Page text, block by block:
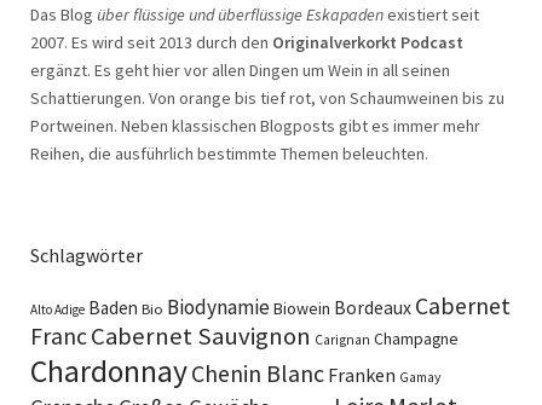
Das Blog über flüssige und überflüssige Eskapadenexistiert seit
2007. Es wird seit 2013 durch den Originalverkorkt Podcast
ergänzt. Es geht hier vor allen Dingen um Wein in all seinen
Schattierungen. Von orange bis tief rot, von Schaumweinen bis zu
Portweinen. Neben klassischen Blogposts gibt es immer mehr
Reihen, die ausführlich bestimmte Themen beleuchten.
Schlagwörter
Alto Adige Baden Bio BiodynamieBiowein Bordeaux Cabernet
FrancCabernet Sauvignon Carignan Champagne
ChardonnayChenin Blanc Franken Gamay